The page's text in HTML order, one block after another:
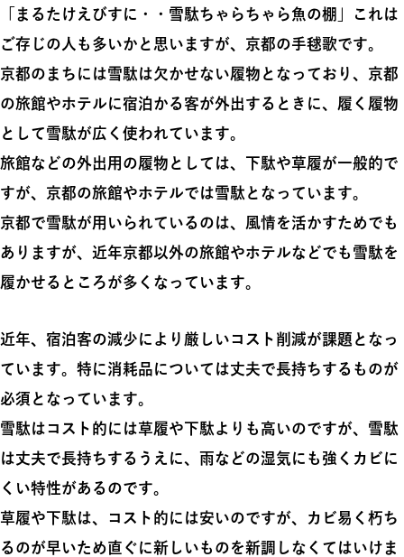
「まるたけえびすに・・雪駄ちゃらちゃら魚の棚」これは
ご存じの人も多いかと思いますが、京都の手毬歌です。
京都のまちには雪駄は欠かせない履物となっており、京都
の旅館やホテルに宿泊かる客が外出するときに、履く履物
として雪駄が広く使われています。
旅館などの外出用の履物としては、下駄や草履が一般的で
すが、京都の旅館やホテルでは雪駄となっています。
京都で雪駄が用いられているのは、風情を活かすためでも
ありますが、近年京都以外の旅館やホテルなどでも雪駄を
履かせるところが多くなっています。
近年、宿泊客の減少により厳しいコスト削減が課題となっ
ています。特に消耗品については丈夫で長持ちするものが
必須となっています。
雪駄はコスト的には草履や下駄よりも高いのですが、雪駄
は丈夫で長持ちするうえに、雨などの湿気にも強くカビに
くい特性があるのです。
草履や下駄は、コスト的には安いのですが、カビ易く朽ち
るのが早いため直ぐに新しいものを新調しなくてはいけま